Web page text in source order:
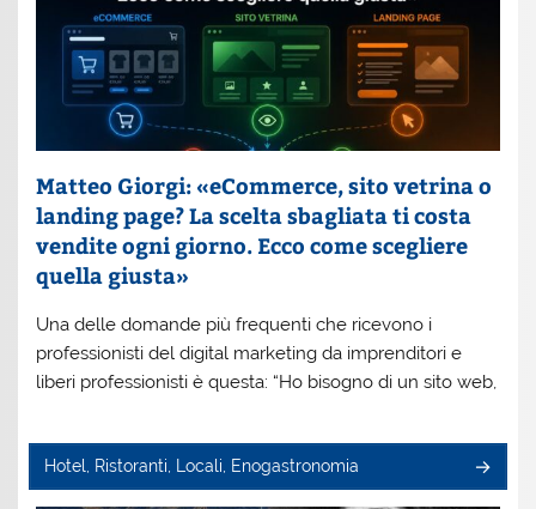
Matteo Giorgi: «eCommerce, sito vetrina o
landing page? La scelta sbagliata ti costa
vendite ogni giorno. Ecco come scegliere
quella giusta»
Una delle domande più frequenti che ricevono i
professionisti del digital marketing da imprenditori e
liberi professionisti è questa: “Ho bisogno di un sito web,
Hotel, Ristoranti, Locali, Enogastronomia